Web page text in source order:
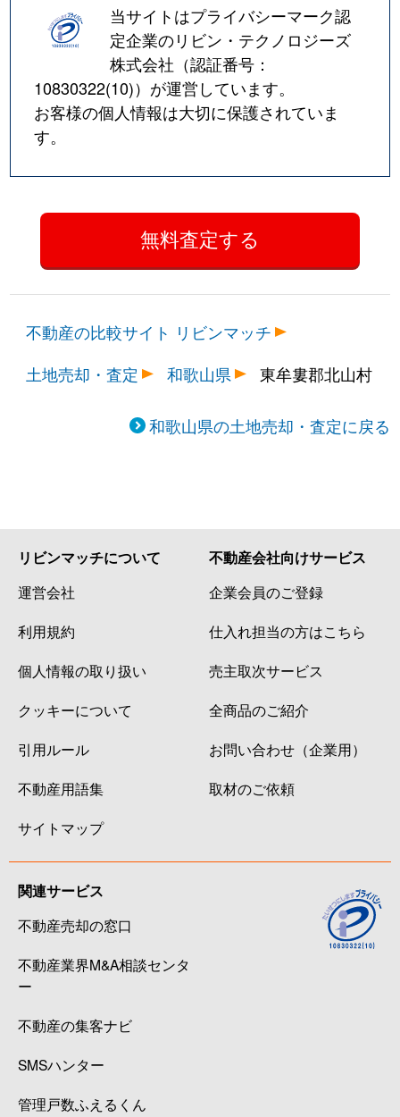
当サイトはプライバシーマーク認
定企業のリビン・テクノロジーズ
株式会社（認証番号：
10830322(10)）が運営しています。
お客様の個人情報は大切に保護されていま
す。
不動産の比較サイト リビンマッチ
土地売却・査定
和歌山県 東牟婁郡北山村
和歌山県の土地売却・査定に戻る
リビンマッチについて
運営会社
利用規約
個人情報の取り扱い
クッキーについて
引用ルール
不動産用語集
サイトマップ
不動産会社向けサービス
企業会員のご登録
仕入れ担当の方はこちら
売主取次サービス
全商品のご紹介
お問い合わせ（企業用）
取材のご依頼
関連サービス
不動産売却の窓口
不動産業界M&A相談センタ
ー
不動産の集客ナビ
SMSハンター
管理戸数ふえるくん